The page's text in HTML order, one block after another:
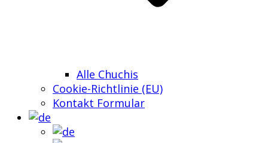
Alle Chuchis
Cookie-Richtlinie (EU)
Kontakt Formular